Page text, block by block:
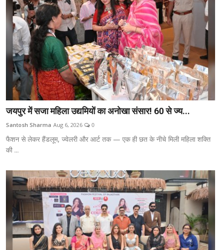
जयपुर में सजा महिला उद्यमियों का अनोखा संसार! 60 से ज्य...
Santosh Sharma Aug 6, 2026 0
फैशन से लेकर हैंडलूम, ज्वेलरी और आर्ट तक — एक ही छत के नीचे मिली महिला शक्ति
की ...